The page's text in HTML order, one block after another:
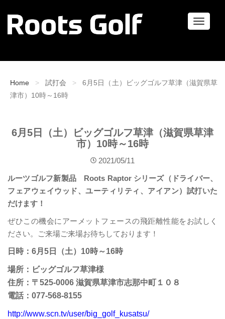
ナ
ョ
Home 試打会
6月5日（土）ビッグゴルフ草津（滋賀県草
津市）10時～16時
6月5日（土）ビッグゴルフ草津（滋賀県草津
市）10時～16時
2021/05/11
ルーツゴルフ新製品 Roots Raptor シリーズ（ドライバー、
フェアウェイウッド、ユーティリティ、アイアン）試打いた
だけます ！
ぜひこの機会にアーメットフェースの飛距離性能をお試しく
ださい。
ご来場ご来場お待ちしております！
日時：6月5日（土）10時～16時
場所：ビッグゴルフ草津様
住所：〒525-0006 滋賀県草津市志那中町１０８
電話：077-568-8155
http://www.scn.tv/user/big_golf_kusatsu/